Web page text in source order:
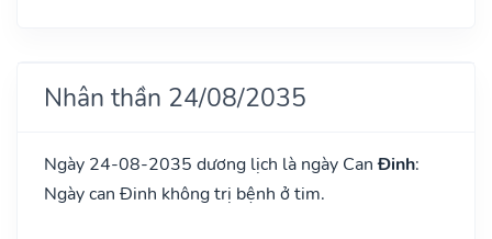
Nhân thần 24/08/2035
Ngày 24-08-2035 dương lịch là ngày CanĐinh:
Ngày can Đinh không trị bệnh ở tim.